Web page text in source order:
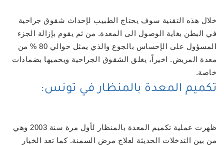
خلال هذه التقنية سوف يحتاج الطبيب لإحداث شقوق جراحية
في البطن بغاية الوصول الى المعدة. من ثم يقوم بإزالة الجزء
المسؤول على الإحساس بالجوع والذي يمثل حوالي 80 % من
معدة المريض. اخيراً، يغلق الشقوق الجراحية ويحميها بضمادات
خاصة.
تكميم المعدة بالمنظار في تونس:
ظهرت عملية تكميم المعدة بالمنظار لأول مرة سنة 2003 وهي
من بين التدخلات الحديثة لعلاج مرض السمنة. كما تعد الخيار